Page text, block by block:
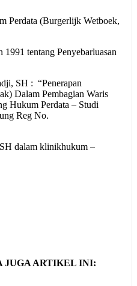
Perdata (Burgerlijk Wetboek,
tentang Penyebarluasan
SH : “Penerapan
Dalam Pembagian Waris
Hukum Perdata – Studi
Reg No.
dalam klinikhukum –
JUGA ARTIKEL INI: